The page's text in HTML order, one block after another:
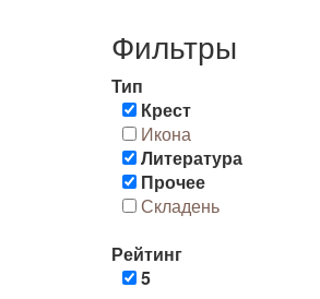
Фильтры
Тип
Крест
Икона
Литература
Прочее
Складень
Рейтинг
5